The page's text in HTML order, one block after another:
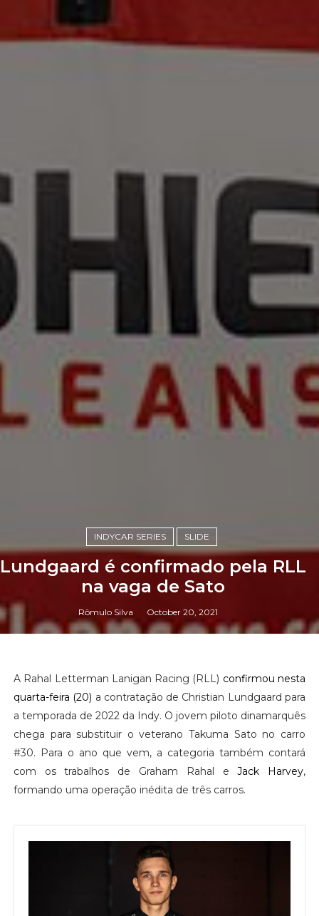
INDYCAR SERIES SLIDE
Lundgaard é confirmado pela RLL
na vaga de Sato
Rômulo Silva October 20, 2021
A Rahal Letterman Lanigan Racing (RLL) confirmou nesta
quarta-feira (20) a contratação de Christian Lundgaard para
a temporada de 2022 da Indy. O jovem piloto dinamarquês
chega para substituir o veterano Takuma Sato no carro
#30. Para o ano que vem, a categoria também contará
com os trabalhos de Graham Rahal eJack Harvey,
formando uma operação inédita de três carros.